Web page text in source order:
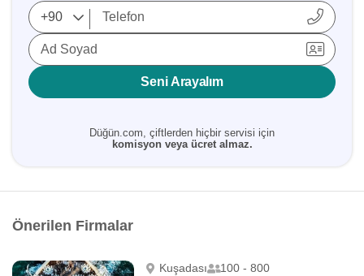
Ad Soyad
Seni Arayalım
Düğün.com, çiftlerden hiçbir servisi için
komisyon veya ücret almaz.
Önerilen Firmalar
Kuşadası 100 - 800